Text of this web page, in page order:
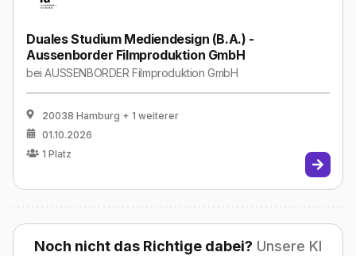
Duales Studium Mediendesign (B.A.) -
Aussenborder Filmproduktion GmbH
beiAUSSENBORDER Filmproduktion GmbH
20038 Hamburg + 1 weiterer
01.10.2026
1 Platz
Noch nicht das Richtige dabei? Unsere KI